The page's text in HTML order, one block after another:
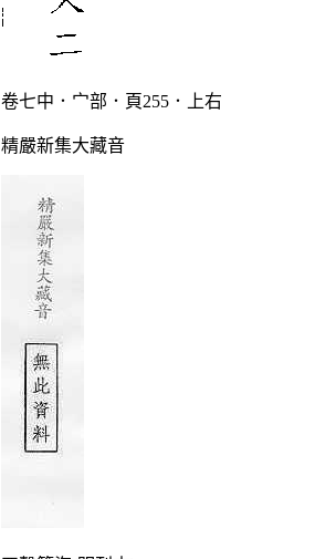
卷七中．宀部．頁255．上右
精嚴新集大藏音